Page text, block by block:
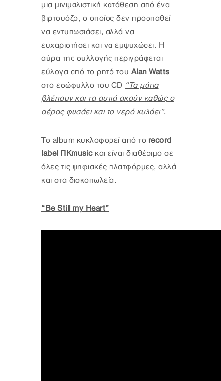
μια μινιμαλιστική κατάθεση από ένα
βιρτουόζο, ο οποίος δεν προσπαθεί
να εντυπωσιάσει, αλλά να
ευχαριστήσει και να εμψυχώσει. Η
αύρα της συλλογής περιγράφεται
εύλογα από το ρητό του Alan Watts
στο εσώφυλλο του CD “Τα μάτια
βλέπουν και τα αυτιά ακούν καθώς ο
αέρας φυσάει και το νερό κυλάει”.
To album κυκλοφορεί από το record
label ΠΚmusicκαι είναι διαθέσιμο σε
όλες τις ψηφιακές πλατφόρμες, αλλά
και στα δισκοπωλεία.
“Be Still my Heart”